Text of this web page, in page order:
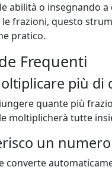
abilità o insegnando
frazioni, questo
pratico.
Frequenti
più di
quante più
moltiplicherà tutte
un
converte